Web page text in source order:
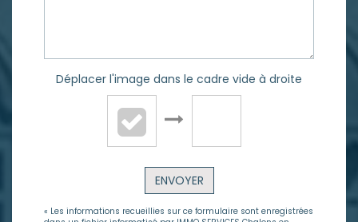
Déplacer l'image dans le cadre vide à droite
ENVOYER
« Les informations recueillies sur ce formulaire sont enregistrées